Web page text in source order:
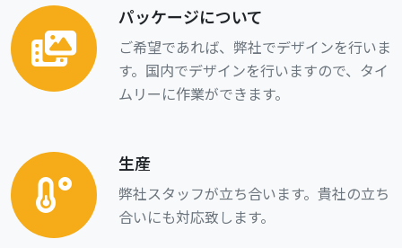
パッケージについて
ご希望であれば、弊社でデザインを行いま
す。国内でデザインを行いますので、タイ
ムリーに作業ができます。
生産
弊社スタッフが立ち合います。貴社の立ち
合いにも対応致します。